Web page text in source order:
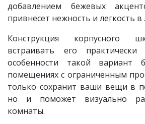
добавлением бежевых
привнесет нежность и легкость
Конструкция корпусного
встраивать его
особенности такой вариант
помещениях с ограниченным
только сохранит ваши вещи в
но и поможет визуально
комнаты.